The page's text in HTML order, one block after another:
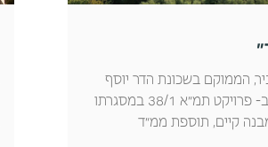
הממוקם בשכונת הדר יוסף
שבצפון תל אביב- פרויקט תמ״א 38/1 במסגרתו
קיים, תוספת ממ״ד